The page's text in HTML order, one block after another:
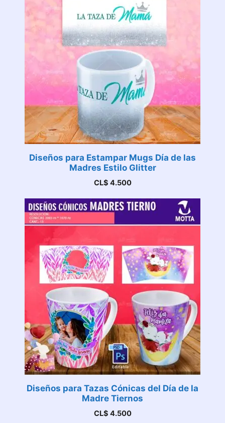
Diseños para Estampar Mugs Día de las
Madres Estilo Glitter
CL$ 4.500
Diseños para Tazas Cónicas del Día de la
Madre Tiernos
CL$ 4.500